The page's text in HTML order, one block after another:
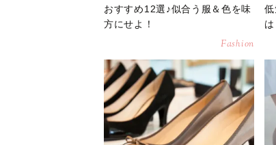
おすすめ12選♪似合う服＆色を味
方にせよ！
Fashion
低